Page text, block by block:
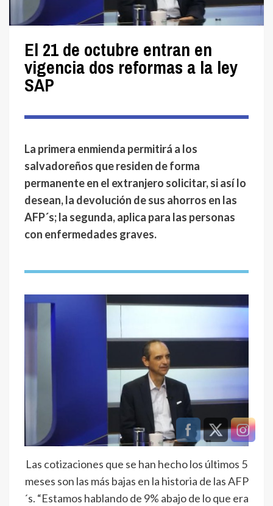
El 21 de octubre entran en
vigencia dos reformas a la ley
SAP
La primera enmienda permitirá a los
salvadoreños que residen de forma
permanente en el extranjero solicitar, si así lo
desean, la devolución de sus ahorros en las
AFP´s; la segunda, aplica para las personas
con enfermedades graves.
Las cotizaciones que se han hecho los últimos 5
meses son las más bajas en la historia de las AFP
´s. “Estamos hablando de 9% abajo de lo que era